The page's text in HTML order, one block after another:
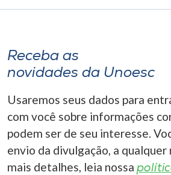
Receba as
novidades da Unoesc
Usaremos seus dados para
com você sobre informações
podem ser de seu interesse.
envio da divulgação, a qualquer
mais detalhes, leia nossa